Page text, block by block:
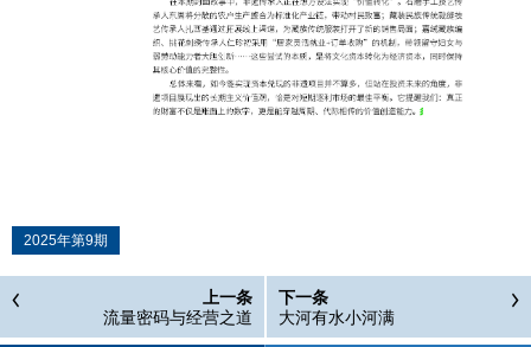
2025年第9期
上一条
流量密码与经营之道
下一条
大河有水小河满